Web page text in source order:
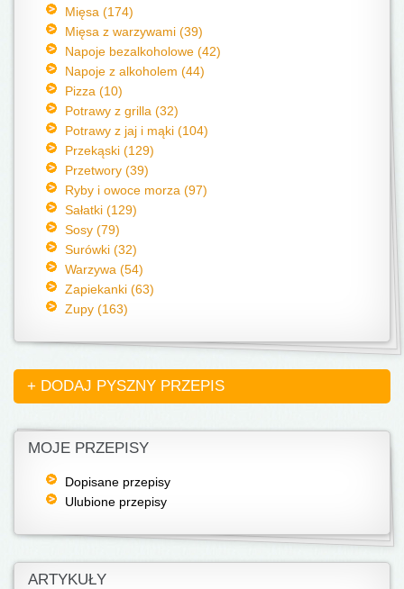
Mięsa (174)
Mięsa z warzywami (39)
Napoje bezalkoholowe (42)
Napoje z alkoholem (44)
Pizza (10)
Potrawy z grilla (32)
Potrawy z jaj i mąki (104)
Przekąski (129)
Przetwory (39)
Ryby i owoce morza (97)
Sałatki (129)
Sosy (79)
Surówki (32)
Warzywa (54)
Zapiekanki (63)
Zupy (163)
+ DODAJ PYSZNY PRZEPIS
MOJE PRZEPISY
Dopisane przepisy
Ulubione przepisy
ARTYKUŁY